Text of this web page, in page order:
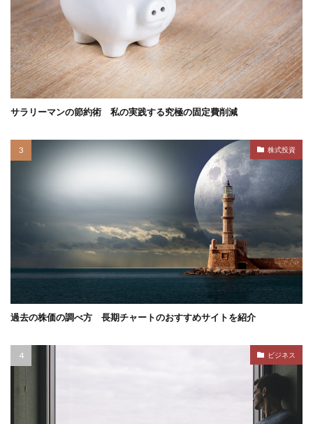
サラリーマンの節約術 私の実践する究極の固定費削減
株式投資
過去の株価の調べ方 長期チャートのおすすめサイトを紹介
ビジネス